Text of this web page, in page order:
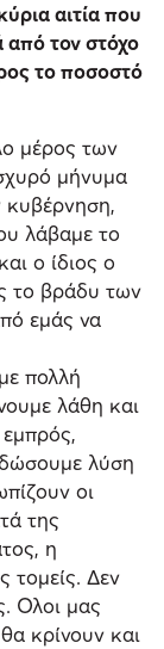
αιτία που
από τον στόχο
το ποσοστό
μέρος των
μήνυμα
κυβέρνηση,
λάβαμε το
ο ίδιος ο
το βράδυ των
εμάς να
πολλή
λάθη και
λύση
οι
της
η
τομείς. Δεν
Ολοι μας
κρίνουν και